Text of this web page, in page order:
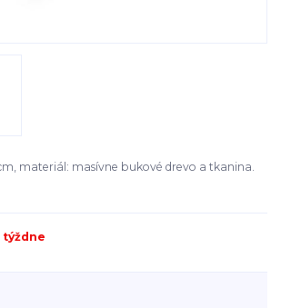
materiál: masívne bukové drevo a tkanina.
týždne